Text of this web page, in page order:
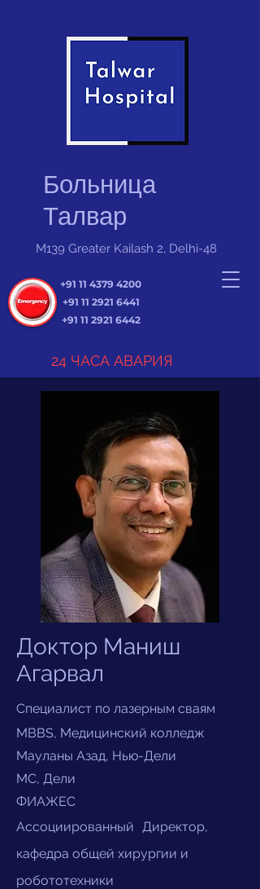
Больница
Талвар
+91 11 4379 4200
+91 11 2921 6441
+91 11 2921 6442
24 ЧАСА АВАРИЯ
M139 Greater Kailash 2, Delhi-48
Доктор Маниш
Агарвал
Специалист по лазерным сваям
MBBS, Медицинский колледж
Мауланы Азад, Нью-Дели
МС, Дели
ФИАЖЕС
Ассоциированный Директор,
кафедра общей хирургии и
робототехники